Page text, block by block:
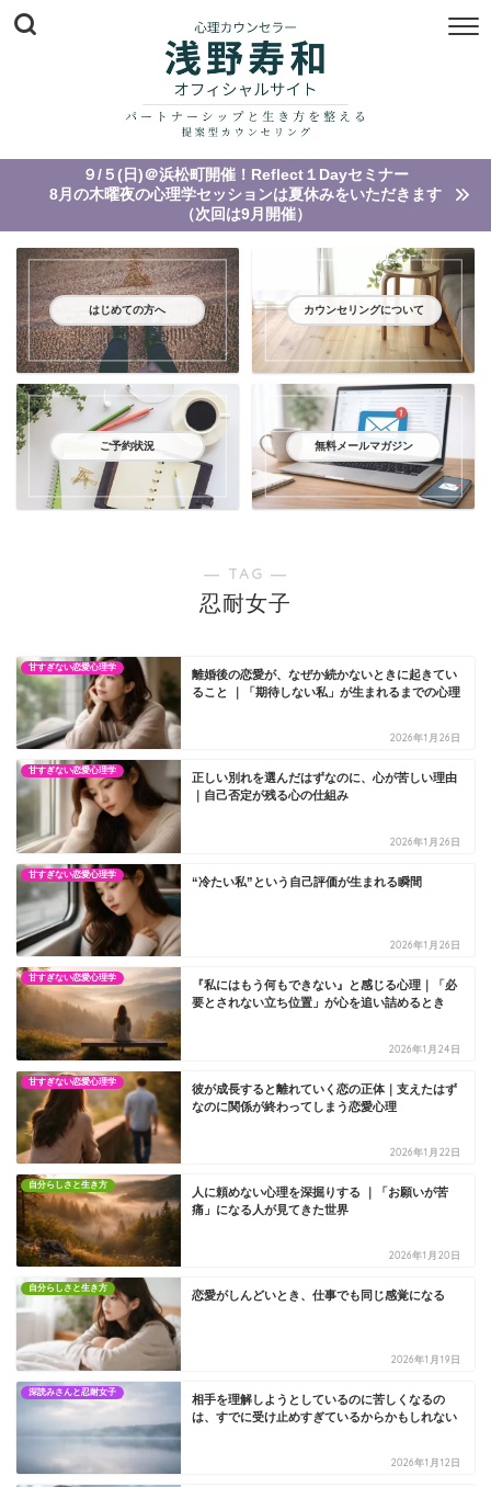
９/５(日)＠浜松町開催！Reflect１Dayセミナー
8月の木曜夜の心理学セッションは夏休みをいただきます
（次回は9月開催）
はじめての方へ カウンセリングについて
ご予約状況 無料メールマガジン
― TAG ―
忍耐女子
甘すぎない恋愛心理学
離婚後の恋愛が、なぜか続かないときに起きてい
ること ｜「期待しない私」が生まれるまでの心理
2026年1月26日
甘すぎない恋愛心理学
正しい別れを選んだはずなのに、心が苦しい理由
｜自己否定が残る心の仕組み
2026年1月26日
甘すぎない恋愛心理学
“冷たい私”という自己評価が生まれる瞬間
2026年1月26日
甘すぎない恋愛心理学
『私にはもう何もできない』と感じる心理｜「必
要とされない立ち位置」が心を追い詰めるとき
2026年1月24日
甘すぎない恋愛心理学
彼が成長すると離れていく恋の正体｜支えたはず
なのに関係が終わってしまう恋愛心理
2026年1月22日
自分らしさと生き方
人に頼めない心理を深掘りする ｜「お願いが苦
痛」になる人が見てきた世界
2026年1月20日
自分らしさと生き方
恋愛がしんどいとき、仕事でも同じ感覚になる
2026年1月19日
深読みさんと忍耐女子
相手を理解しようとしているのに苦しくなるの
は、すでに受け止めすぎているからかもしれない
2026年1月12日